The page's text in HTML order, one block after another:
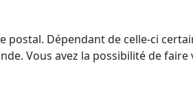
Dépendant de celle-ci
Vous avez la possibilité de